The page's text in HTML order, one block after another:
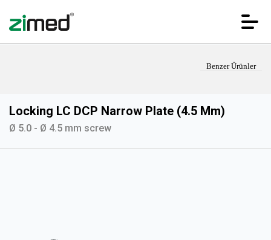
Benzer Ürünler
Locking LC DCP Narrow Plate (4.5 Mm)
Ø 5.0 - Ø 4.5 mm screw